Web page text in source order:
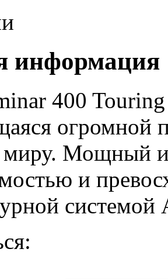
информация
400
огромной
миру. Мощный
и
системой